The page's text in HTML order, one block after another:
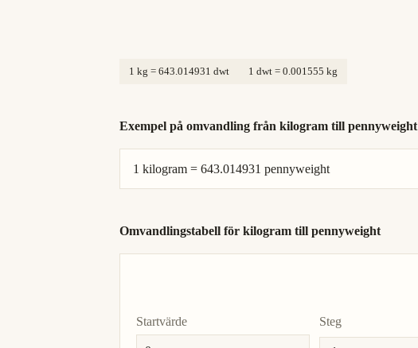
1 kg = 643.014931 dwt 1 dwt = 0.001555 kg
Exempel på omvandling från kilogram till pennyweight
1 kilogram = 643.014931 pennyweight
Omvandlingstabell för kilogram till pennyweight
Startvärde Steg